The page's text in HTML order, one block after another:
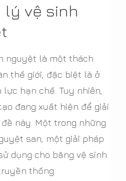
vệ sinh
nguyệt là một thách
thế giới, đặc biệt là ở
hạn chế. Tuy nhiên,
đang xuất hiện để giải
này. Một trong những
san, một giải pháp
dụng cho băng vệ sinh
thống.